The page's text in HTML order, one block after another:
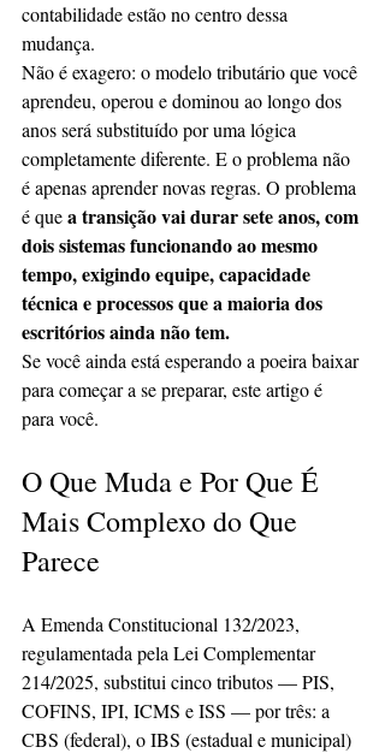
contabilidade estão no centro dessa
mudança.
Não é exagero: o modelo tributário que você
aprendeu, operou e dominou ao longo dos
anos será substituído por uma lógica
completamente diferente. E o problema não
é apenas aprender novas regras. O problema
é que a transição vai durar sete anos, com
dois sistemas funcionando ao mesmo
tempo, exigindo equipe, capacidade
técnica e processos que a maioria dos
escritórios ainda não tem.
Se você ainda está esperando a poeira baixar
para começar a se preparar, este artigo é
para você.
O Que Muda e Por Que É
Mais Complexo do Que
Parece
A Emenda Constitucional 132/2023,
regulamentada pela Lei Complementar
214/2025, substitui cinco tributos — PIS,
COFINS, IPI, ICMS e ISS — por três: a
CBS (federal), o IBS (estadual e municipal)